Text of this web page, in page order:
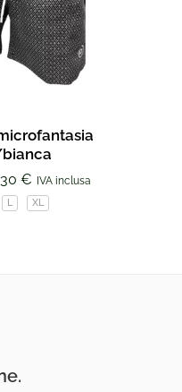
€ IVA inclusa
L XL